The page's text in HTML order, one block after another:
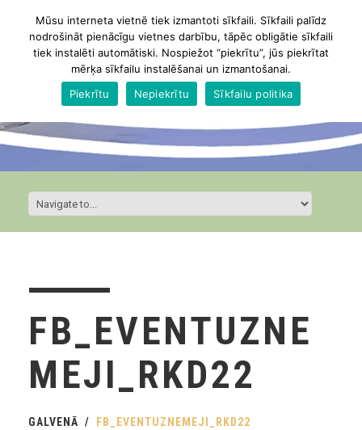
FB_EVENTUZNE
MEJI_RKD22
GALVENĀ FB_EVENTUZNEMEJI_RKD22
Mūsu interneta vietnē tiek izmantoti sīkfaili. Sīkfaili palīdz
nodrošināt pienācīgu vietnes darbību, tāpēc obligātie sīkfaili
tiek instalēti automātiski. Nospiežot “piekrītu”, jūs piekrītat
mērķa sīkfailu instalēšanai un izmantošanai.
Piekrītu
Nepiekrītu Sīkfailu politika